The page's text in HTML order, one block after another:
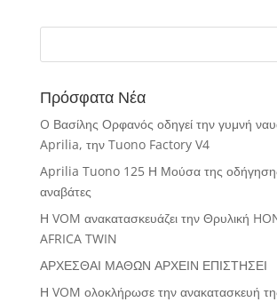
Πρόσφατα Νέα
O Βασίλης Ορφανός οδηγεί την γυμνή
Aprilia, την Tuono Factory V4
Aprilia Tuono 125 Η Μούσα της
αναβάτες
Η VOM ανακατασκευάζει την Θρυλική
AFRICA TWIN
ΑΡΧΕΣΘΑΙ ΜΑΘΩΝ ΑΡΧΕΙΝ ΕΠΙΣΤΗΣΕΙ
Η VOM ολοκλήρωσε την ανακατασκευή